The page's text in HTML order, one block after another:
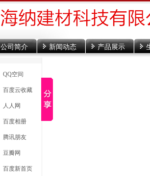
公司简介 新闻动态 产品展示
QQ空间
百度云收藏
人人网
百度相册
腾讯朋友
豆瓣网
百度新首页